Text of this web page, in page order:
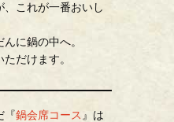
、これが一番おいし
に鍋の中へ。
だけます。
『鍋会席コース 』は